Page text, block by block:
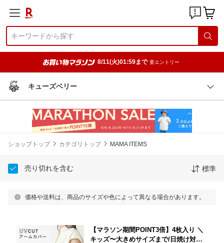
8/11(火)01:59まで 要エントリー
キューズベリー
ショップトップ カテゴリトップ MAMA ITEMS
売り切れを含む 標準
価格や送料は、商品のサイズや色によって異なる場合があります。
【マラソン期間POINT3倍】4枚入り ＼
キッズ〜大きめサイズまで/日焼け対策